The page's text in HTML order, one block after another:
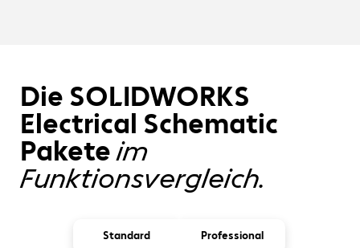
Die SOLIDWORKS
Electrical Schematic
Paketeim
Funktionsvergleich.
Standard Professional